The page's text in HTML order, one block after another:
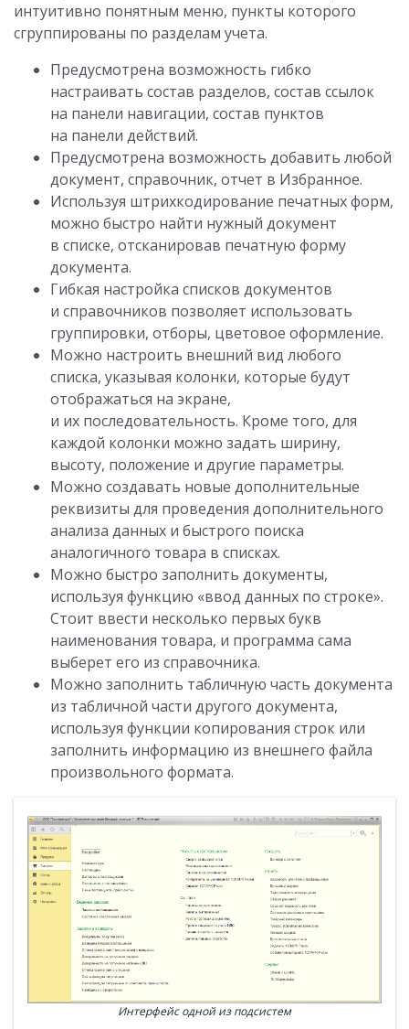
интуитивно понятным меню, пункты которого
сгруппированы по разделам учета.
Предусмотрена возможность гибко
настраивать состав разделов, состав ссылок
на панели навигации, состав пунктов
на панели действий.
Предусмотрена возможность добавить любой
документ, справочник, отчет в Избранное.
Используя штрихкодирование печатных форм,
можно быстро найти нужный документ
в списке, отсканировав печатную форму
документа.
Гибкая настройка списков документов
и справочников позволяет использовать
группировки, отборы, цветовое оформление.
Можно настроить внешний вид любого
списка, указывая колонки, которые будут
отображаться на экране,
и их последовательность. Кроме того, для
каждой колонки можно задать ширину,
высоту, положение и другие параметры.
Можно создавать новые дополнительные
реквизиты для проведения дополнительного
анализа данных и быстрого поиска
аналогичного товара в списках.
Можно быстро заполнить документы,
используя функцию «ввод данных по строке».
Стоит ввести несколько первых букв
наименования товара, и программа сама
выберет его из справочника.
Можно заполнить табличную часть документа
из табличной части другого документа,
используя функции копирования строк или
заполнить информацию из внешнего файла
произвольного формата.
Интерфейс одной из подсистем